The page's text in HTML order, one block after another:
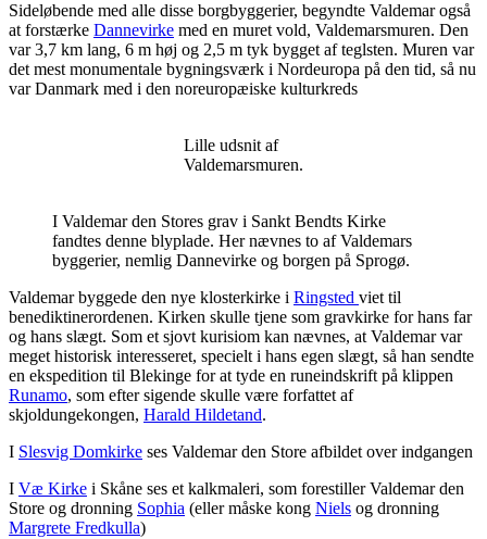
Sideløbende med alle disse borgbyggerier, begyndte Valdemar også
at forstærke Dannevirke med en muret vold, Valdemarsmuren. Den
var 3,7 km lang, 6 m høj og 2,5 m tyk bygget af teglsten. Muren var
det mest monumentale bygningsværk i Nordeuropa på den tid, så nu
var Danmark med i den noreuropæiske kulturkreds
Lille udsnit af
Valdemarsmuren.
I Valdemar den Stores grav i Sankt Bendts Kirke
fandtes denne blyplade. Her nævnes to af Valdemars
byggerier, nemlig Dannevirke og borgen på Sprogø.
Valdemar byggede den nye klosterkirke i Ringsted viet til
benediktinerordenen. Kirken skulle tjene som gravkirke for hans far
og hans slægt. Som et sjovt kurisiom kan nævnes, at Valdemar var
meget historisk interesseret, specielt i hans egen slægt, så han sendte
en ekspedition til Blekinge for at tyde en runeindskrift på klippen
Runamo, som efter sigende skulle være forfattet af
skjoldungekongen, Harald Hildetand.
I Slesvig Domkirke ses Valdemar den Store afbildet over indgangen
I Væ Kirke i Skåne ses et kalkmaleri, som forestiller Valdemar den
Store og dronning Sophia (eller måske kong Niels og dronning
Margrete Fredkulla)